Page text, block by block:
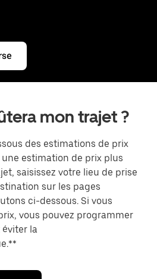
mon trajet ?
des estimations de prix
estimation de prix plus
saisissez votre lieu de prise
sur les pages
ci-dessous. Si vous
vous pouvez programmer
éviter la